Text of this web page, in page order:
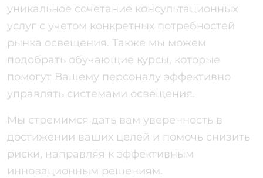
уникальное сочетание консультационных
услуг с учетом конкретных потребностей
рынка освещения. Также мы можем
подобрать обучающие курсы, которые
помогут Вашему персоналу эффективно
управлять системами освещения.
Мы стремимся дать вам уверенность в
достижении ваших целей и помочь снизить
риски, направляя к эффективным
инновационным решениям.